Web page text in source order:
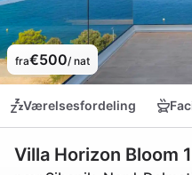
fra€500/ nat
Værelsesfordeling
Villa Horizon Bloom 1